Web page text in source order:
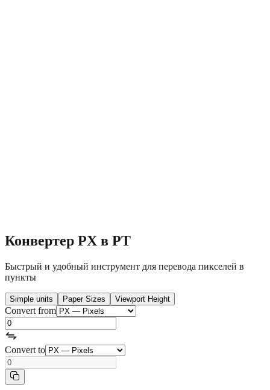
Конвертер PX в PT
Быстрый и удобный инструмент для перевода пикселей в
пункты
Simple units Paper Sizes Viewport Height
Convert from
Convert to